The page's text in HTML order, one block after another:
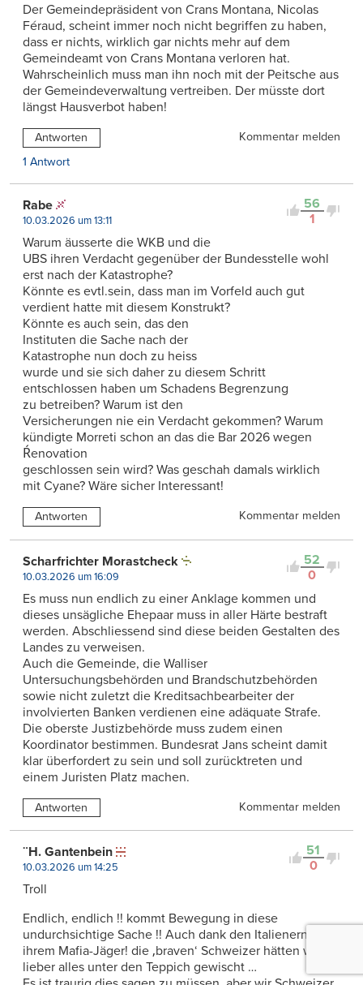
Der Gemeindepräsident von Crans Montana, Nicolas
Féraud, scheint immer noch nicht begriffen zu haben,
dass er nichts, wirklich gar nichts mehr auf dem
Gemeindeamt von Crans Montana verloren hat.
Wahrscheinlich muss man ihn noch mit der Peitsche aus
der Gemeindeverwaltung vertreiben. Der müsste dort
längst Hausverbot haben!
Antworten
Kommentar melden
1 Antwort
56
1
Rabe
10.03.2026 um 13:11
Warum äusserte die WKB und die
UBS ihren Verdacht gegenüber der Bundesstelle wohl
erst nach der Katastrophe?
Könnte es evtl.sein, dass man im Vorfeld auch gut
verdient hatte mit diesem Konstrukt?
Könnte es auch sein, das den
Instituten die Sache nach der
Katastrophe nun doch zu heiss
wurde und sie sich daher zu diesem Schritt
entschlossen haben um Schadens Begrenzung
zu betreiben? Warum ist den
Versicherungen nie ein Verdacht gekommen? Warum
kündigte Morreti schon an das die Bar 2026 wegen
Ŕenovation
geschlossen sein wird? Was geschah damals wirklich
mit Cyane? Wäre sicher Interessant!
Antworten Kommentar melden
52
0
Scharfrichter Morastcheck
10.03.2026 um 16:09
Es muss nun endlich zu einer Anklage kommen und
dieses unsägliche Ehepaar muss in aller Härte bestraft
werden. Abschliessend sind diese beiden Gestalten des
Landes zu verweisen.
Auch die Gemeinde, die Walliser
Untersuchungsbehörden und Brandschutzbehörden
sowie nicht zuletzt die Kreditsachbearbeiter der
involvierten Banken verdienen eine adäquate Strafe.
Die oberste Justizbehörde muss zudem einen
Koordinator bestimmen. Bundesrat Jans scheint damit
klar überfordert zu sein und soll zurücktreten und
einem Juristen Platz machen.
Antworten Kommentar melden
51
0
¨H. Gantenbein
10.03.2026 um 14:25
Troll
Endlich, endlich !! kommt Bewegung in diese
undurchsichtige Sache !! Auch dank den Italienern und
ihrem Mafia-Jäger! die ‚braven‘ Schweizer hätten wohl
lieber alles unter den Teppich gewischt …